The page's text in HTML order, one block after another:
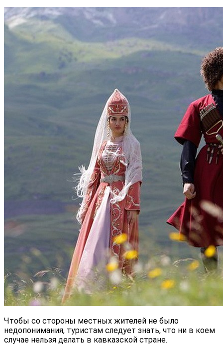
Чтобы со стороны местных жителей не было
недопонимания, туристам следует знать, что ни в коем
случае нельзя делать в кавказской стране.